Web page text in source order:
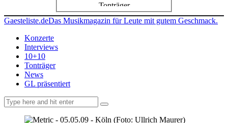
Tonträger
Gaesteliste.deDas Musikmagazin für Leute mit gutem Geschmack.
Konzerte
Interviews
10+10
Tonträger
News
GL präsentiert